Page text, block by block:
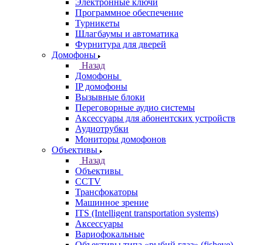
Электронные ключи
Программное обеспечение
Турникеты
Шлагбаумы и автоматика
Фурнитура для дверей
Домофоны
Назад
Домофоны
IP домофоны
Вызывные блоки
Переговорные аудио системы
Аксессуары для абонентских устройств
Аудиотрубки
Мониторы домофонов
Объективы
Назад
Объективы
CCTV
Трансфокаторы
Машинное зрение
ITS (Intelligent transportation systems)
Аксессуары
Вариофокальные